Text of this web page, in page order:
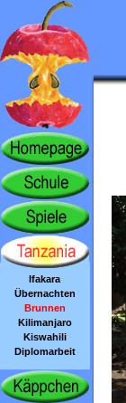
Ifakara
Übernachten
Brunnen
Kilimanjaro
Kiswahili
Diplomarbeit